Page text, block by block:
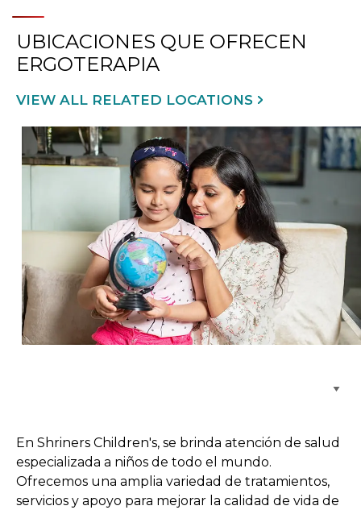
UBICACIONES QUE OFRECEN
ERGOTERAPIA
VIEW ALL RELATED LOCATIONS
En Shriners Children's, se brinda atención de salud
especializada a niños de todo el mundo.
Ofrecemos una amplia variedad de tratamientos,
servicios y apoyo para mejorar la calidad de vida de